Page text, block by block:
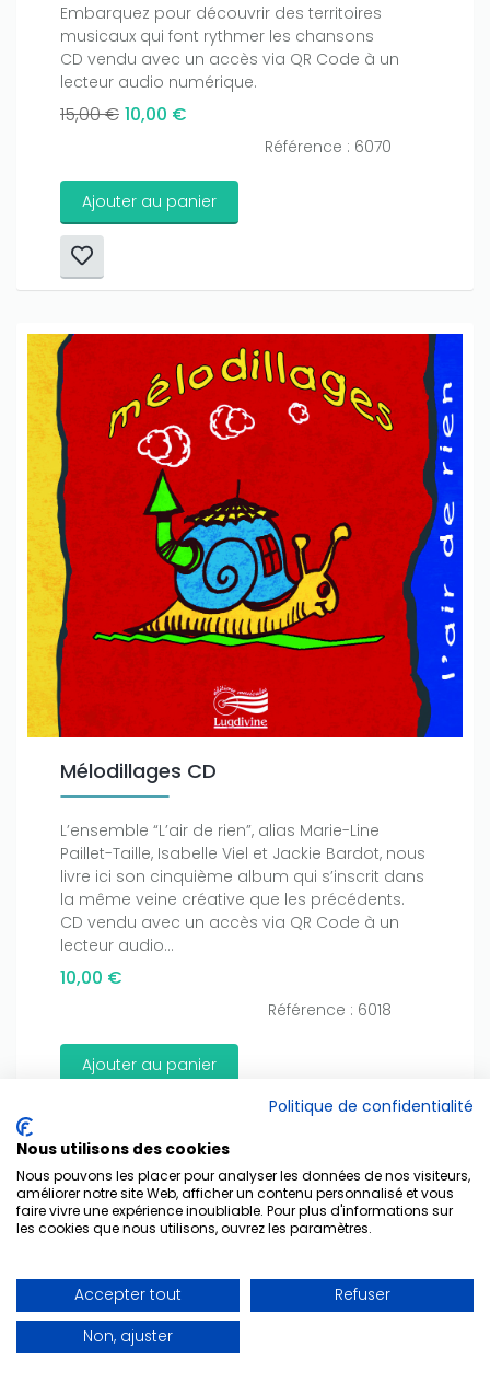
Embarquez pour découvrir des territoires
musicaux qui font rythmer les chansons
CD vendu avec un accès via QR Code à un
lecteur audio numérique.
15,00 € 10,00 €
Référence : 6070
Ajouter au panier
Mélodillages CD
L’ensemble “L’air de rien”, alias Marie-Line
Paillet-Taille, Isabelle Viel et Jackie Bardot, nous
livre ici son cinquième album qui s’inscrit dans
la même veine créative que les précédents.
CD vendu avec un accès via QR Code à un
lecteur audio...
10,00 €
Référence : 6018
Ajouter au panier
Only play atJoo casinoif you really want to win a huge
amount on your credits!
Politique de confidentialité
Nous utilisons des cookies
Nous pouvons les placer pour analyser les données de nos visiteurs,
améliorer notre site Web, afficher un contenu personnalisé et vous
faire vivre une expérience inoubliable. Pour plus d'informations sur
les cookies que nous utilisons, ouvrez les paramètres.
Accepter tout
Refuser
Non, ajuster